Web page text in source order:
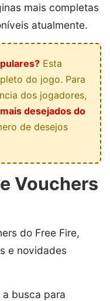
mais completas
atualmente.
Esta
do jogo. Para
dos jogadores,
desejados do
de desejos
Vouchers
do Free Fire,
e novidades
busca para